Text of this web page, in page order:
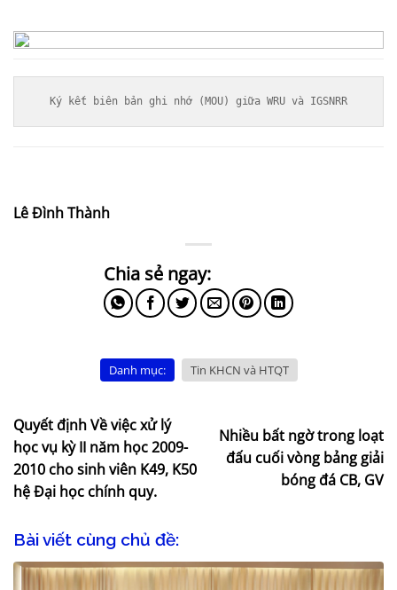
Ký kết biên bản ghi nhớ (MOU) giữa WRU và IGSNRR
Lê Đình Thành
Danh mục: Tin KHCN và HTQT
Quyết định Về việc xử lý
học vụ kỳ II năm học 2009-
2010 cho sinh viên K49, K50
hệ Đại học chính quy.
Nhiều bất ngờ trong loạt
đấu cuối vòng bảng giải
bóng đá CB, GV
Bài viết cùng chủ đề: